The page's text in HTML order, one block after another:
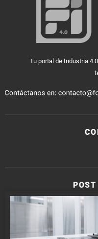
Tu portal de Industria